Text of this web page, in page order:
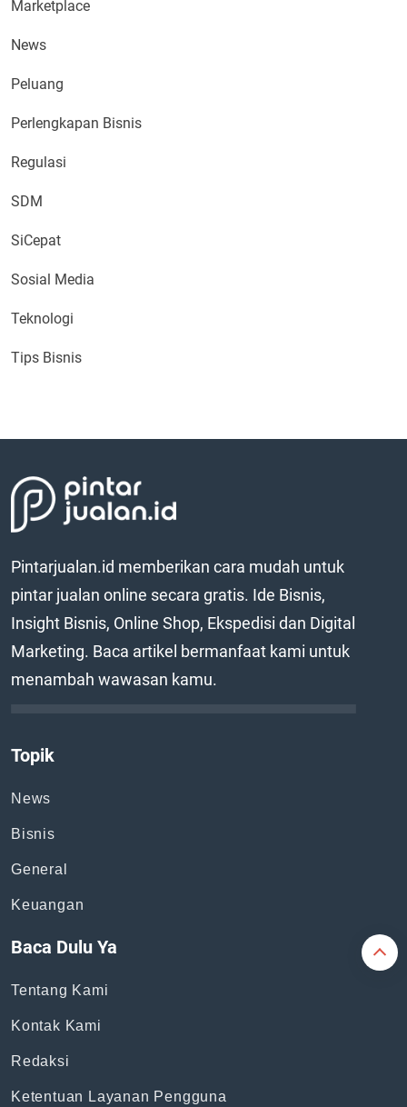
Marketplace
News
Peluang
Perlengkapan Bisnis
Regulasi
SDM
SiCepat
Sosial Media
Teknologi
Tips Bisnis
Pintarjualan.id memberikan cara mudah untuk
pintar jualan online secara gratis. Ide Bisnis,
Insight Bisnis, Online Shop, Ekspedisi dan Digital
Marketing. Baca artikel bermanfaat kami untuk
menambah wawasan kamu.
Topik